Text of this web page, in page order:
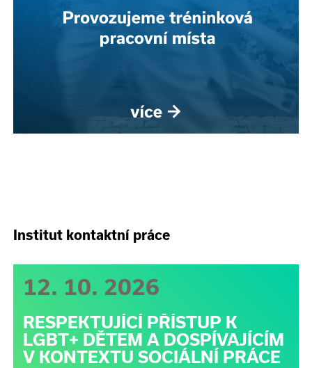
Institut kontaktní práce
12. 10. 2026
RESPEKTUJÍCÍ PŘÍSTUP K
LGBT+ DĚTEM A DOSPÍVAJÍCÍM
V KONTEXTU SOCIÁLNÍ PRÁCE